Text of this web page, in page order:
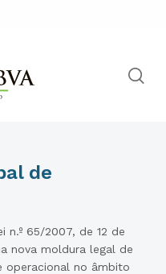
de
n.º 65/2007, de 12 de
nova moldura legal de
operacional no âmbito